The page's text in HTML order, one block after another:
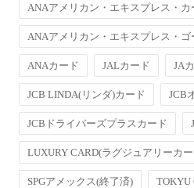
ANAアメリカン・エキスプレス・カ
ANAアメリカン・エキスプレス・ゴ
ANAカード JALカード JA
JCB LINDA(リンダ)カード JCB
JCBドライバーズプラスカード
LUXURY CARD(ラグジュアリーカ
SPGアメックス(終了済) TOKYU